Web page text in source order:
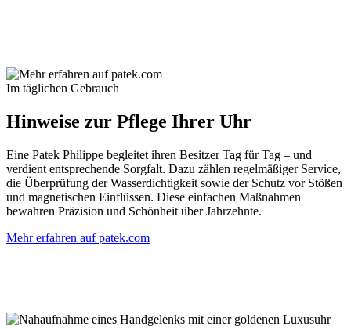
Im täglichen Gebrauch
Hinweise zur Pflege Ihrer Uhr
Eine Patek Philippe begleitet ihren Besitzer Tag für Tag – und
verdient entsprechende Sorgfalt. Dazu zählen regelmäßiger Service,
die Überprüfung der Wasserdichtigkeit sowie der Schutz vor Stößen
und magnetischen Einflüssen. Diese einfachen Maßnahmen
bewahren Präzision und Schönheit über Jahrzehnte.
Mehr erfahren auf patek.com